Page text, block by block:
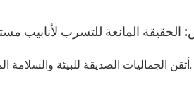
المانعة للتسرب لأنابيب
أتقن الجماليات الصديقة للبيئة والسلامة المانعة للتسرب مع عبواتنا الورقية المصفحة الممتازة.